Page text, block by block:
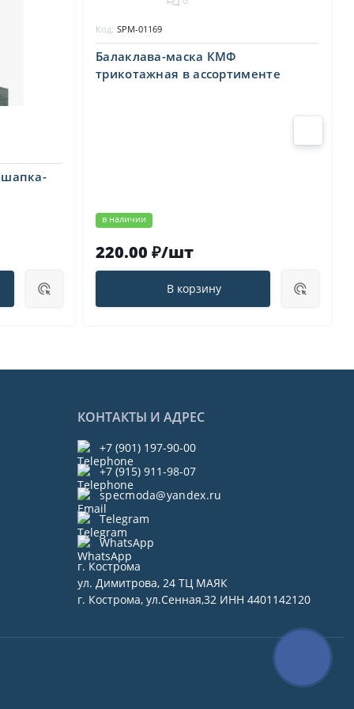
Балаклава-маска КМФ
трикотажная в ассортименте
в наличии
Код: SPM-01169
220.00 ₽/шт
В корзину
КОНТАКТЫ И АДРЕС
+7 (901) 197-90-00
+7 (915) 911-98-07
specmoda@yandex.ru
Telegram
WhatsApp
г. Кострома
ул. Димитрова, 24 ТЦ МАЯК
г. Кострома, ул.Сенная,32 ИНН 4401142120